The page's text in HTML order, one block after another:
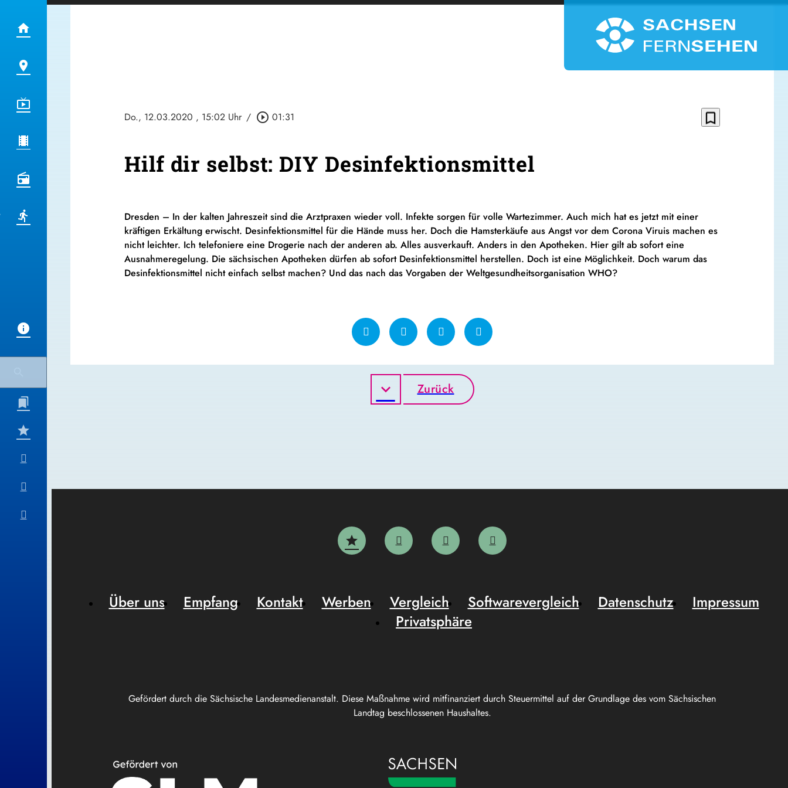
Do., 12.03.2020 , 15:02 Uhr / play_circle_outline 01:31 bookmark_border
Hilf dir selbst: DIY Desinfektionsmittel
Dresden – In der kalten Jahreszeit sind die Arztpraxen wieder voll. Infekte sorgen für volle Wartezimmer. Auch mich hat es jetzt mit einer
kräftigen Erkältung erwischt. Desinfektionsmittel für die Hände muss her. Doch die Hamsterkäufe aus Angst vor dem Corona Viruis machen es
nicht leichter. Ich telefoniere eine Drogerie nach der anderen ab. Alles ausverkauft. Anders in den Apotheken. Hier gilt ab sofort eine
Ausnahmeregelung. Die sächsischen Apotheken dürfen ab sofort Desinfektionsmittel herstellen. Doch ist eine Möglichkeit. Doch warum das
Desinfektionsmittel nicht einfach selbst machen? Und das nach das Vorgaben der Weltgesundheitsorganisation WHO?
Zurück
Gefördert durch die Sächsische Landesmedienanstalt. Diese Maßnahme wird mitfinanziert durch Steuermittel auf der Grundlage des vom Sächsischen
Landtag beschlossenen Haushaltes.
Über uns Empfang Kontakt Werben Vergleich Softwarevergleich Datenschutz
Impressum
Privatsphäre